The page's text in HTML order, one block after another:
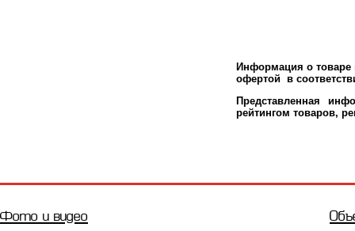
Информация о товаре
офертой в
Представленная
рейтингом товаров,
Фото и видео